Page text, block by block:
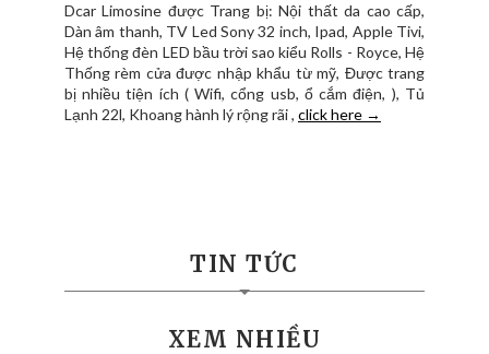
Dcar Limosine được Trang bị: Nội thất da cao cấp,
Dàn âm thanh, TV Led Sony 32 inch, Ipad, Apple Tivi,
Hệ thống đèn LED bầu trời sao kiểu Rolls - Royce, Hệ
Thống rèm cửa được nhập khẩu từ mỹ, Được trang
bị nhiều tiện ích ( Wifi, cổng usb, ổ cắm điện, ), Tủ
Lạnh 22l, Khoang hành lý rộng rãi , click here →
TIN TỨC
XEM NHIỀU